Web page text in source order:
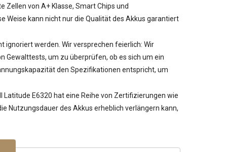
von A+ Klasse, Smart Chips und
kann nicht nur die Qualität des Akkus garantiert
ignoriert werden. Wir versprechen feierlich: Wir
Gewalttests, um zu überprüfen, ob es sich um ein
den Spezifikationen entspricht, um
Latitude E6320 hat eine Reihe von Zertifizierungen wie
Nutzungsdauer des Akkus erheblich verlängern kann,